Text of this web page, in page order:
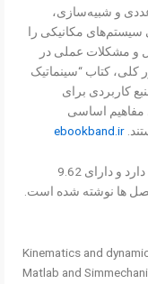
و شبیه‌سازی،
سیستم‌های مکانیکی را
و مشکلات عملی در
کلی، کتاب “سینماتیک
کاربردی برای
مفاهیم اساسی
ebookband.ir
این حل المسائل ویرایش دوم میباشد 438 صفحه دارد و دارای 9.62
ها نوشته شده است.
Kinematics and
Matlab and